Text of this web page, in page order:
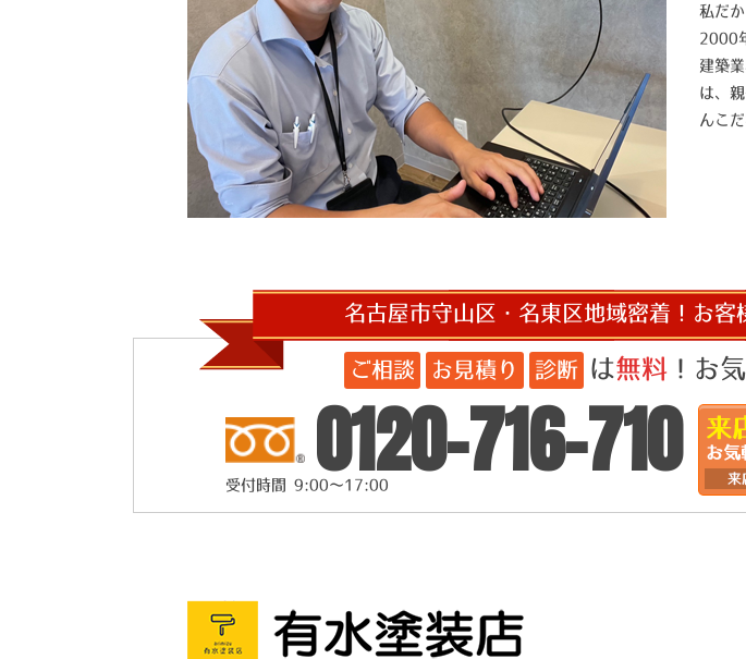
私だ
2000
建築
は、
んこ
名古屋市守山区・名東区地域密着！お客
ご相談 お見積り 診断 は無料！お
0120-716-710
受付時間 9:00～17:00